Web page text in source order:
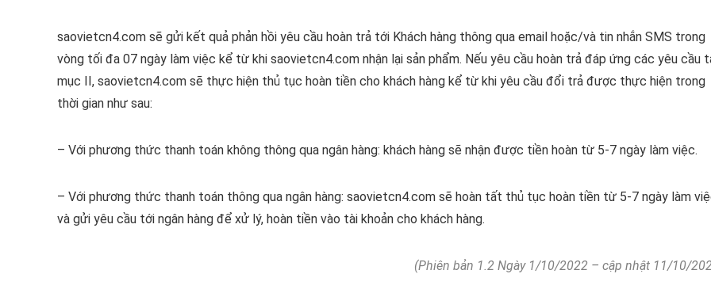
saovietcn4.com sẽ gửi kết quả phản hồi yêu cầu hoàn trả tới Khách hàng thông qua email hoặc/và tin nhắn SMS trong
vòng tối đa 07 ngày làm việc kể từ khi saovietcn4.com nhận lại sản phẩm. Nếu yêu cầu hoàn trả đáp ứng các yêu cầu
mục II, saovietcn4.com sẽ thực hiện thủ tục hoàn tiền cho khách hàng kể từ khi yêu cầu đổi trả được thực hiện trong
thời gian như sau:
– Với phương thức thanh toán không thông qua ngân hàng: khách hàng sẽ nhận được tiền hoàn từ 5-7 ngày làm việc.
– Với phương thức thanh toán thông qua ngân hàng: saovietcn4.com sẽ hoàn tất thủ tục hoàn tiền từ 5-7 ngày làm
và gửi yêu cầu tới ngân hàng để xử lý, hoàn tiền vào tài khoản cho khách hàng.
(Phiên bản 1.2 Ngày 1/10/2022 – cập nhật 11/10/